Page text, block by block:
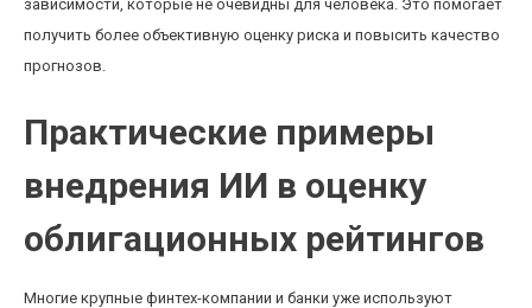
зависимости, которые не очевидны для человека. Это помогает
получить более объективную оценку риска и повысить качество
прогнозов.
Практические примеры
внедрения ИИ в оценку
облигационных рейтингов
Многие крупные финтех-компании и банки уже используют